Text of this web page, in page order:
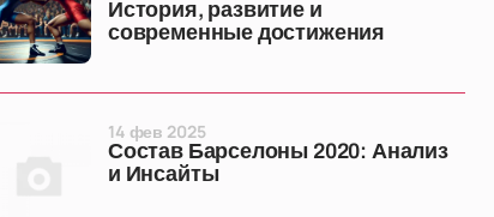
История, развитие и
современные достижения
Состав Барселоны 2020: Анализ
и Инсайты
14 фев 2025